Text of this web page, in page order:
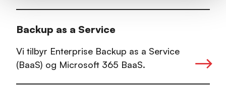
Backup as a Service
Vi tilbyr Enterprise Backup as a Service
(BaaS) og Microsoft 365 BaaS.